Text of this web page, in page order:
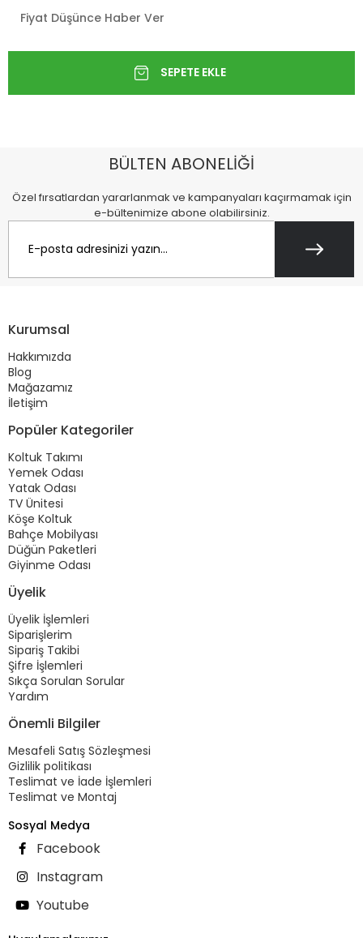
Fiyat Düşünce Haber Ver
BÜLTEN ABONELİĞİ
Özel fırsatlardan yararlanmak ve kampanyaları kaçırmamak için
e-bültenimize abone olabilirsiniz.
Kurumsal
Hakkımızda
Blog
Mağazamız
İletişim
Popüler Kategoriler
Koltuk Takımı
Yemek Odası
Yatak Odası
TV Ünitesi
Köşe Koltuk
Bahçe Mobilyası
Düğün Paketleri
Giyinme Odası
Üyelik
Üyelik İşlemleri
Siparişlerim
Sipariş Takibi
Şifre İşlemleri
Sıkça Sorulan Sorular
Yardım
Önemli Bilgiler
Mesafeli Satış Sözleşmesi
Gizlilik politikası
Teslimat ve İade İşlemleri
Teslimat ve Montaj
Sosyal Medya
Facebook
Instagram
Youtube